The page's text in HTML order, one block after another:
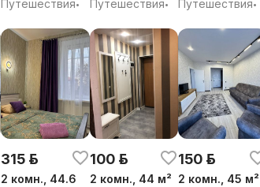
Путешествия•
обл.
Путешествия•
обл.
Путешествия•
315 р.
2 комн., 44.6
100 р.
2 комн., 44 м²
150 р.
2 комн., 45 м²